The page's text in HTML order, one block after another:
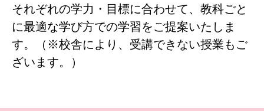
それぞれの学力・目標に合わせて、教科ごと
に最適な学び方での学習をご提案いたしま
す。（※校舎により、受講できない授業もご
ざいます。）